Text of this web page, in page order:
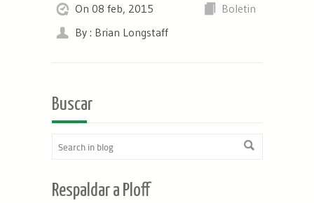
On 08 feb, 2015
Boletin
By : Brian Longstaff
Buscar
Respaldar a Ploff